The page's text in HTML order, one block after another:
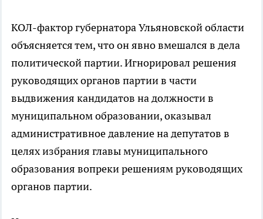
КОЛ-фактор губернатора Ульяновской области
объясняется тем, что он явно вмешался в дела
политической партии. Игнорировал решения
руководящих органов партии в части
выдвижения кандидатов на должности в
муниципальном образовании, оказывал
административное давление на депутатов в
целях избрания главы муниципального
образования вопреки решениям руководящих
органов партии.